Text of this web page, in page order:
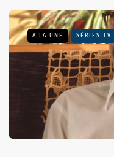
A LA UNE SÉRIES TV